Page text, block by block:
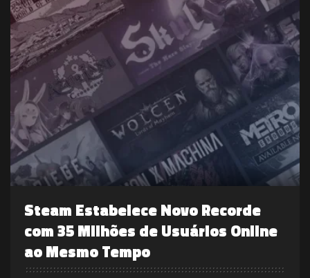
Steam Estabelece Novo Recorde
com 35 Milhões de Usuários Online
ao Mesmo Tempo